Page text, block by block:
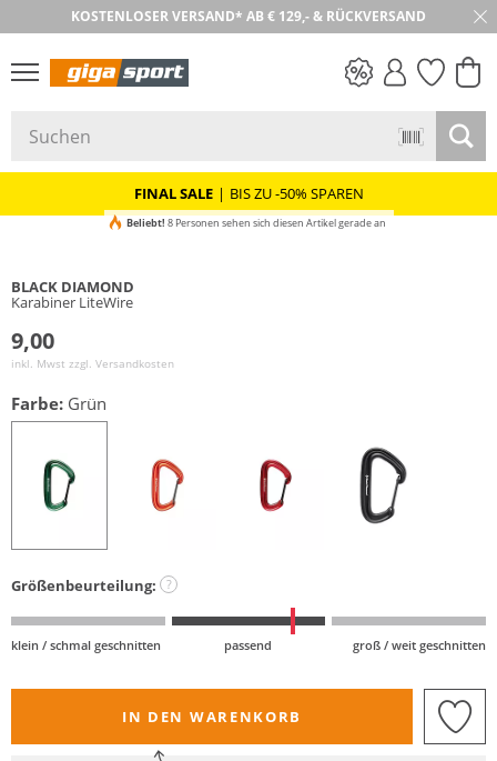
KOSTENLOSER VERSAND* AB € 129,- & RÜCKVERSAND
30 TAGE RÜCKGABE
FINAL SALE | BIS ZU -50% SPAREN
Beliebt! 8 Personen sehen sich diesen Artikel gerade an
BLACK DIAMOND
Karabiner LiteWire
9,00
inkl. Mwst zzgl. Versandkosten
Farbe: Grün
Größenbeurteilung: ?
klein / schmal geschnitten passend groß / weit geschnitten
IN DEN WARENKORB